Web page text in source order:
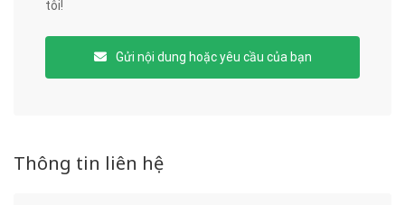
tôi!
Gửi nội dung hoặc yêu cầu của bạn
Thông tin liên hệ